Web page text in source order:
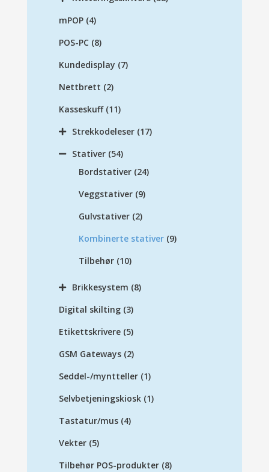
mPOP (4)
POS-PC (8)
Kundedisplay (7)
Nettbrett (2)
Kasseskuff (11)
Strekkodeleser (17)
Stativer (54)
Bordstativer (24)
Veggstativer (9)
Gulvstativer (2)
Kombinerte stativer (9)
Tilbehør (10)
Brikkesystem (8)
Digital skilting (3)
Etikettskrivere (5)
GSM Gateways (2)
Seddel-/myntteller (1)
Selvbetjeningskiosk (1)
Tastatur/mus (4)
Vekter (5)
Tilbehør POS-produkter (8)